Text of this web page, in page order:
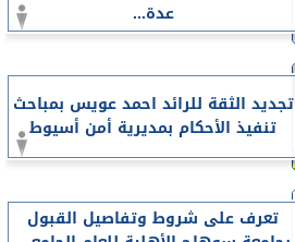
عدة...
تجديد الثقة للرائد احمد عويس بمباحث
تنفيذ الأحكام بمديرية أمن أسيوط
تعرف على شروط وتفاصيل القبول